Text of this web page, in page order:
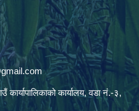
कार्यापालिकाको कार्यालय, वडा नं.-३,